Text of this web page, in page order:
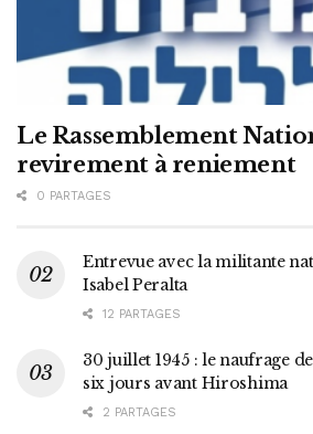
Le Rassemblement
revirement à reniement
0 PARTAGES
Entrevue avec la militante
Isabel Peralta
12 PARTAGES
30 juillet 1945 : le naufrage
six jours avant Hiroshima
2 PARTAGES